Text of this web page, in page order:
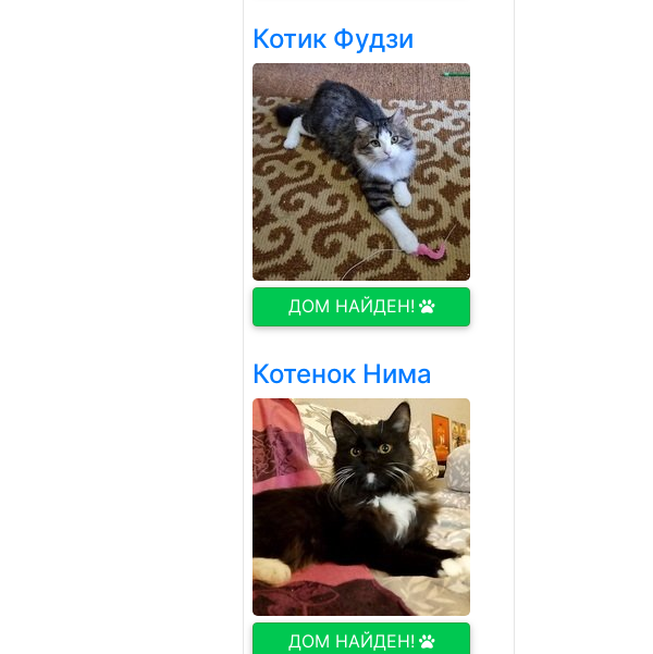
Котик Фудзи
ДОМ НАЙДЕН!
Котенок Нима
ДОМ НАЙДЕН!